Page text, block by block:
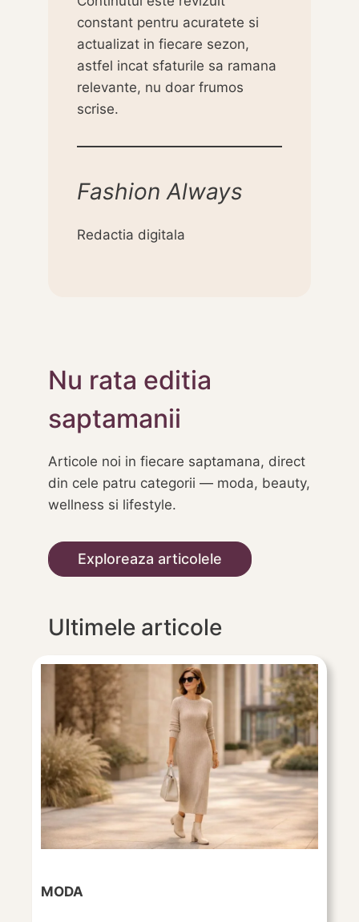
constant pentru acuratete si
actualizat in fiecare sezon,
astfel incat sfaturile sa ramana
relevante, nu doar frumos
scrise.
Fashion Always
Redactia digitala
Nu rata editia
saptamanii
Articole noi in fiecare saptamana, direct
din cele patru categorii — moda, beauty,
wellness si lifestyle.
Exploreaza articolele
Ultimele articole
MODA